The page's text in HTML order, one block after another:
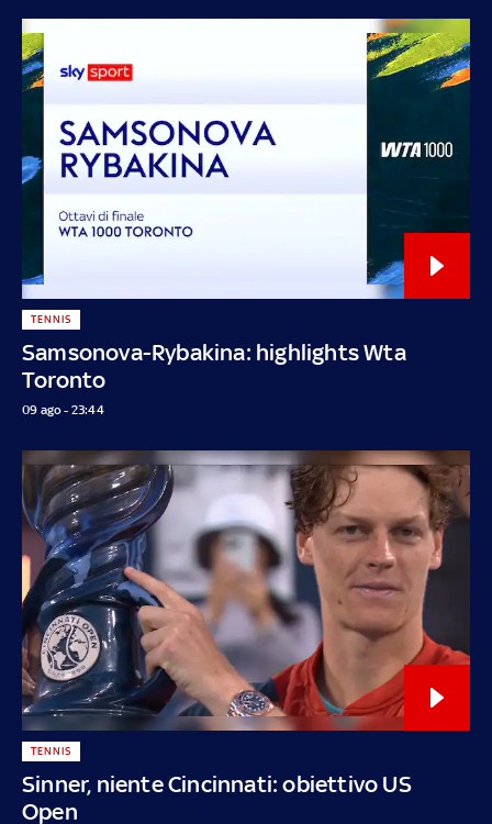
Samsonova-Rybakina: highlights Wta
Toronto
TENNIS
09 ago - 23:44
Sinner, niente Cincinnati: obiettivo US
Open
TENNIS